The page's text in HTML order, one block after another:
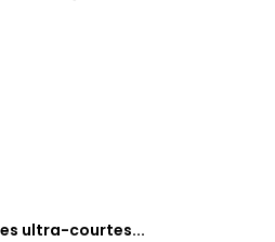
ultra-courtes...